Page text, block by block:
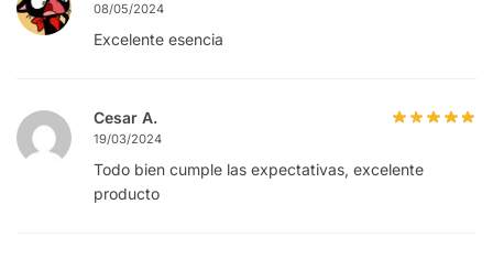
08/05/2024
Excelente esencia
Cesar A.
19/03/2024
Todo bien cumple las expectativas, excelente
producto